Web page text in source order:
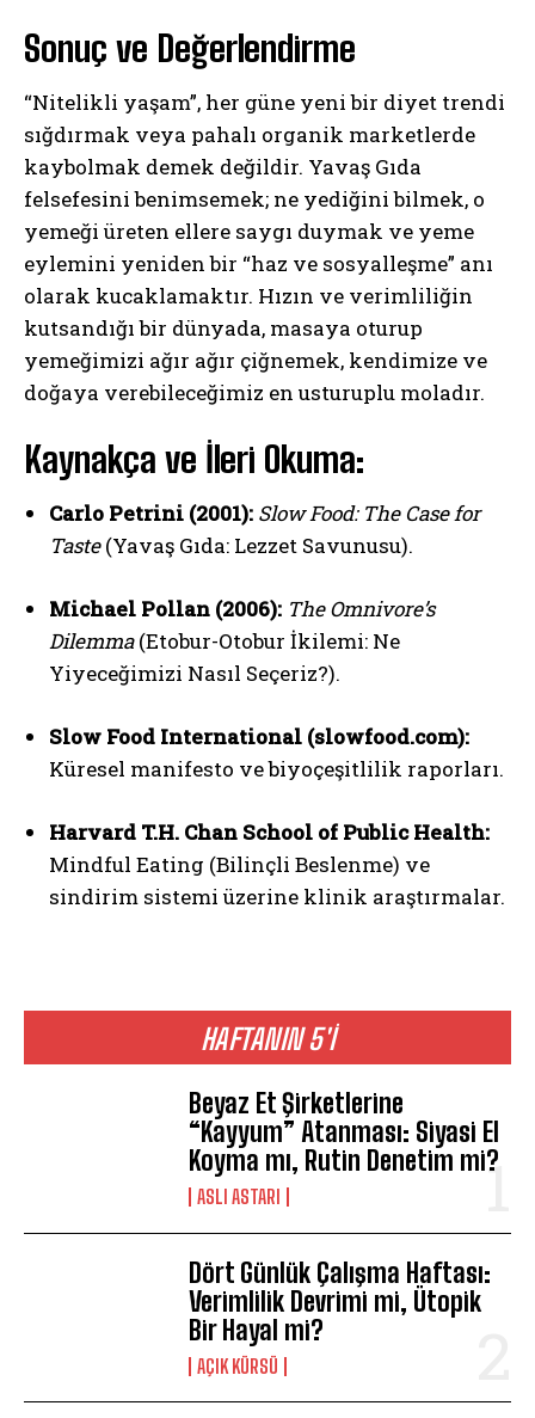
HAFTANIN 5'İ
Beyaz Et Şirketlerine
“Kayyum” Atanması: Siyasi El
Koyma mı, Rutin Denetim mi?
ASLI ASTARI
Dört Günlük Çalışma Haftası:
Verimlilik Devrimi mi, Ütopik
Bir Hayal mi?
AÇIK KÜRSÜ
Sonuç ve Değerlendirme
“Nitelikli yaşam”, her güne yeni bir diyet trendi
sığdırmak veya pahalı organik marketlerde
kaybolmak demek değildir. Yavaş Gıda
felsefesini benimsemek; ne yediğini bilmek, o
yemeği üreten ellere saygı duymak ve yeme
eylemini yeniden bir “haz ve sosyalleşme” anı
olarak kucaklamaktır. Hızın ve verimliliğin
kutsandığı bir dünyada, masaya oturup
yemeğimizi ağır ağır çiğnemek, kendimize ve
doğaya verebileceğimiz en usturuplu moladır.
Kaynakça ve İleri Okuma:
Carlo Petrini (2001): Slow Food: The Case for
Taste(Yavaş Gıda: Lezzet Savunusu).
Michael Pollan (2006): The Omnivore’s
Dilemma(Etobur-Otobur İkilemi: Ne
Yiyeceğimizi Nasıl Seçeriz?).
Slow Food International (slowfood.com):
Küresel manifesto ve biyoçeşitlilik raporları.
Harvard T.H. Chan School of Public Health:
Mindful Eating (Bilinçli Beslenme) ve
sindirim sistemi üzerine klinik araştırmalar.